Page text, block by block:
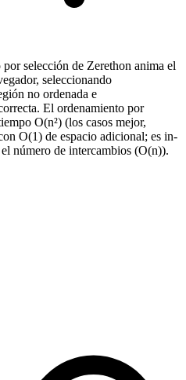
selección de Zerethon anima el
seleccionando
no ordenada e
El ordenamiento por
O(n²) (los casos mejor,
O(1) de espacio adicional; es in-
número de intercambios (O(n)).